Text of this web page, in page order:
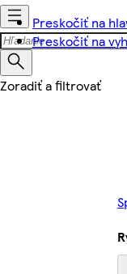
Preskočiť na
Preskočiť na